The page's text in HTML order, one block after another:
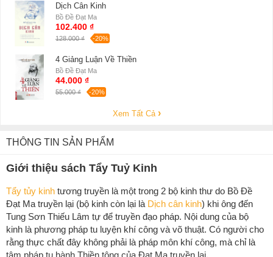
Dịch Cân Kinh
Bồ Đề Đạt Ma
102.400 ₫
128.000 ₫ -20%
4 Giảng Luận Về Thiền
Bồ Đề Đạt Ma
44.000 ₫
55.000 ₫ -20%
Xem Tất Cả
THÔNG TIN SẢN PHẨM
Giới thiệu sách Tẩy Tuỷ Kinh
Tẩy tủy kinh tương truyền là một trong 2 bộ kinh thư do Bồ Đề
Đạt Ma truyền lại (bộ kinh còn lại là Dịch cân kinh) khi ông đến
Tung Sơn Thiếu Lâm tự để truyền đạo pháp. Nội dung của bộ
kinh là phương pháp tu luyện khí công và võ thuật. Có người cho
rằng thực chất đây không phải là pháp môn khí công, mà chỉ là
tâm pháp tu hành Thiền tông của Đạt Ma truyền lại.